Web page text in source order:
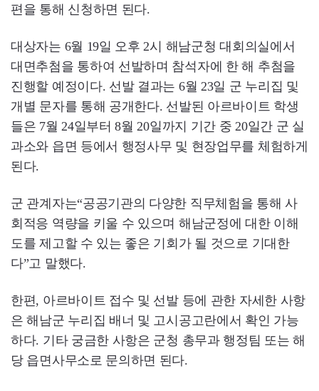
편을 통해 신청하면 된다.
대상자는 6월 19일 오후 2시 해남군청 대회의실에서
대면추첨을 통하여 선발하며 참석자에 한 해 추첨을
진행할 예정이다. 선발 결과는 6월 23일 군 누리집 및
개별 문자를 통해 공개한다. 선발된 아르바이트 학생
들은 7월 24일부터 8월 20일까지 기간 중 20일간 군 실
과소와 읍면 등에서 행정사무 및 현장업무를 체험하게
된다.
군 관계자는“공공기관의 다양한 직무체험을 통해 사
회적응 역량을 키울 수 있으며 해남군정에 대한 이해
도를 제고할 수 있는 좋은 기회가 될 것으로 기대한
다”고 말했다.
한편, 아르바이트 접수 및 선발 등에 관한 자세한 사항
은 해남군 누리집 배너 및 고시공고란에서 확인 가능
하다. 기타 궁금한 사항은 군청 총무과 행정팀 또는 해
당 읍면사무소로 문의하면 된다.